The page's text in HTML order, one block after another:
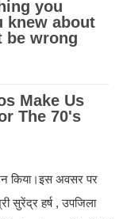
किया।इस अवसर पर
सुरेंद्र हर्ष , उपजिला